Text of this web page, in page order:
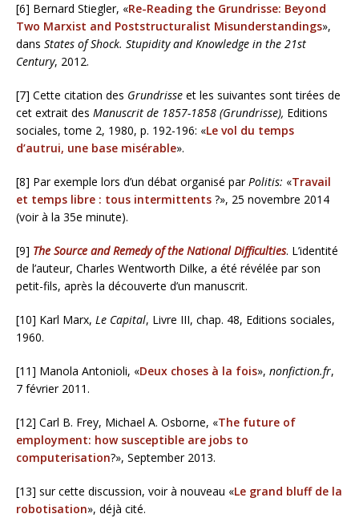
[6] Bernard Stiegler, «Re-Reading the Grundrisse: Beyond
Two Marxist and Poststructuralist Misunderstandings»,
dans States of Shock. Stupidity and Knowledge in the 21st
Century, 2012.
[7] Cette citation des Grundrisse et les suivantes sont tirées de
cet extrait des Manuscrit de 1857-1858 (Grundrisse), Editions
sociales, tome 2, 1980, p. 192-196: «Le vol du temps
d’autrui, une base misérable».
[8] Par exemple lors d’un débat organisé parPolitis: «Travail
et temps libre : tous intermittents ?», 25 novembre 2014
(voir à la 35e minute).
[9] The Source and Remedy of the National Difficulties. L’identité
de l’auteur, Charles Wentworth Dilke, a été révélée par son
petit-fils, après la découverte d’un manuscrit.
[10] Karl Marx, Le Capital, Livre III, chap. 48, Editions sociales,
1960.
[11] Manola Antonioli, «Deux choses à la fois», nonfiction.fr,
7 février 2011.
[12] Carl B. Frey, Michael A. Osborne, «The future of
employment: how susceptible are jobs to
computerisation?», September 2013.
[13] sur cette discussion, voir à nouveau «Le grand bluff de la
robotisation», déjà cité.